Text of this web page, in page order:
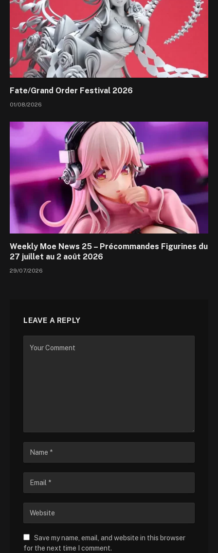
Fate/Grand Order Festival 2026
01/08/2026
Weekly Moe News 25 – Précommandes Figurines du
27 juillet au 2 août 2026
29/07/2026
LEAVE A REPLY
Save my name, email, and website in this browser
for the next time I comment.